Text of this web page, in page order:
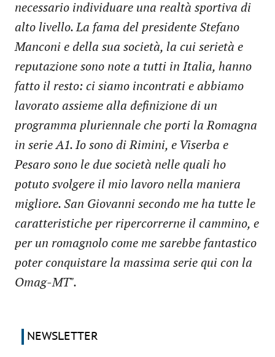
necessario individuare una realtà sportiva di
alto livello. La fama del presidente Stefano
Manconi e della sua società, la cui serietà e
reputazione sono note a tutti in Italia, hanno
fatto il resto: ci siamo incontrati e abbiamo
lavorato assieme alla definizione di un
programma pluriennale che porti la Romagna
in serie A1. Io sono di Rimini, e Viserba e
Pesaro sono le due società nelle quali ho
potuto svolgere il mio lavoro nella maniera
migliore. San Giovanni secondo me ha tutte le
caratteristiche per ripercorrerne il cammino, e
per un romagnolo come me sarebbe fantastico
poter conquistare la massima serie qui con la
Omag-MT".
NEWSLETTER